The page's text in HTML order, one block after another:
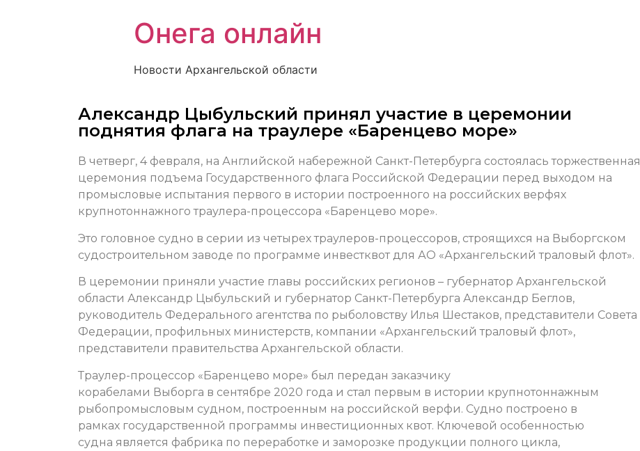
Онега онлайн
Новости Архангельской области
Александр Цыбульский принял участие в церемонии
поднятия флага на траулере «Баренцево море»
В четверг, 4 февраля, на Английской набережной Санкт-Петербурга состоялась торжественная
церемония подъема Государственного флага Российской Федерации перед выходом на
промысловые испытания первого в истории построенного на российских верфях
крупнотоннажного траулера-процессора «Баренцево море».
Это головное судно в серии из четырех траулеров-процессоров, строящихся на Выборгском
судостроительном заводе по программе инвестквот для АО «Архангельский траловый флот».
В церемонии приняли участие главы российских регионов – губернатор Архангельской
области Александр Цыбульский и губернатор Санкт-Петербурга Александр Беглов,
руководитель Федерального агентства по рыболовству Илья Шестаков, представители Совета
Федерации, профильных министерств, компании «Архангельский траловый флот»,
представители правительства Архангельской области.
Траулер-процессор «Баренцево море» был передан заказчику
корабелами Выборга в сентябре 2020 года и стал первым в истории крупнотоннажным
рыбопромысловым судном, построенным на российской верфи. Судно построено в
рамках государственной программы инвестиционных квот. Ключевой особенностью
судна является фабрика по переработке и заморозке продукции полного цикла,